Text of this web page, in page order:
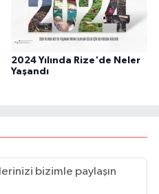
2024 Yılında Rize'de Neler
Yaşandı